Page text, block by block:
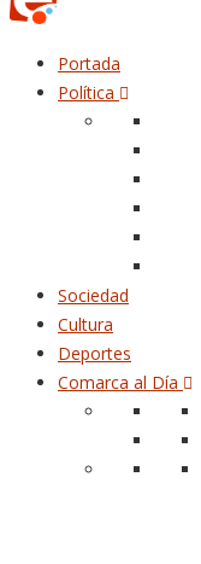
Portada
Política
Sociedad
Cultura
Deportes
Comarca al Día